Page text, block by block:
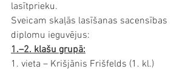
lasītprieku.
Sveicam skaļās lasīšanas sacensības
diplomu ieguvējus:
1.–2. klašu grupā:
1. vieta – Krišjānis Frišfelds (1. kl.)